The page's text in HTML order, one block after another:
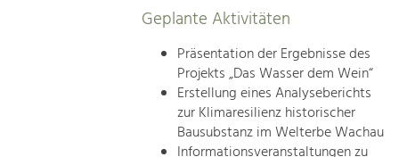
Geplante Aktivitäten
Präsentation der Ergebnisse des
Projekts „Das Wasser dem Wein“
Erstellung eines Analyseberichts
zur Klimaresilienz historischer
Bausubstanz im Welterbe Wachau
Informationsveranstaltungen zu